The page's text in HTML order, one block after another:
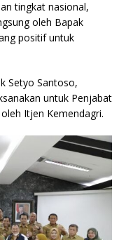
tingkat nasional,
oleh Bapak
positif untuk
Setyo Santoso,
untuk Penjabat
Itjen Kemendagri.